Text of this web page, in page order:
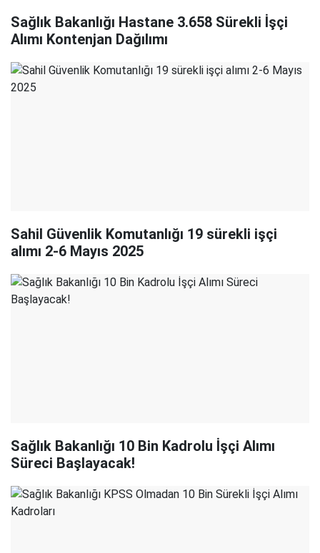
Sağlık Bakanlığı Hastane 3.658 Sürekli İşçi
Alımı Kontenjan Dağılımı
Sahil Güvenlik Komutanlığı 19 sürekli işçi
alımı 2-6 Mayıs 2025
Sağlık Bakanlığı 10 Bin Kadrolu İşçi Alımı
Süreci Başlayacak!